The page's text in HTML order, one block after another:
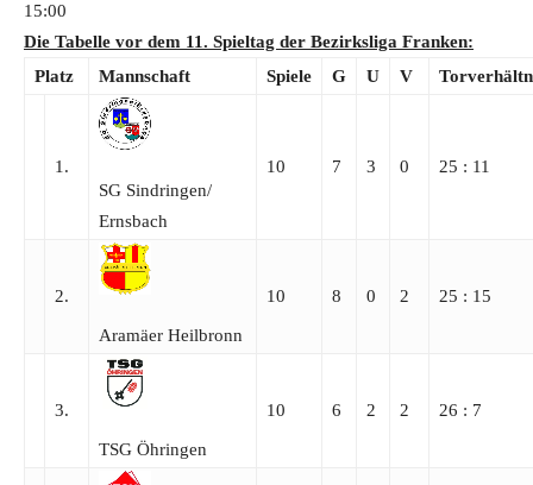
15:00
Die Tabelle vor dem 11. Spieltag der Bezirksliga Franken:
Platz
Mannschaft Spiele G U V
1.
SG Sindringen/​
Ernsbach
10 7 3 0 25 : 11
2.
Aramäer Heilbronn
10 8 0 2 25 : 15
3.
TSG Öhringen
10 6 2 2 26 : 7